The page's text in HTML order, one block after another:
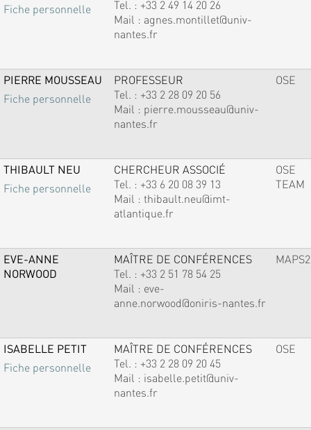
Fiche personnelle
Tel. : +33 2 49 14 20 26
Mail : agnes.montillet@univ-
nantes.fr
PIERRE MOUSSEAU
Fiche personnelle
PROFESSEUR
Tel. : +33 2 28 09 20 56
Mail : pierre.mousseau@univ-
nantes.fr
OSE
THIBAULT NEU
Fiche personnelle
CHERCHEUR ASSOCIÉ
Tel. : +33 6 20 08 39 13
Mail : thibault.neu@imt-
atlantique.fr
OSE
TEAM
EVE-ANNE
NORWOOD
MAÎTRE DE CONFÉRENCES
Tel. : +33 2 51 78 54 25
Mail : eve-
anne.norwood@oniris-nantes.fr
MAPS2
ISABELLE PETIT
Fiche personnelle
MAÎTRE DE CONFÉRENCES
Tel. : +33 2 28 09 20 45
Mail : isabelle.petit@univ-
nantes.fr
OSE